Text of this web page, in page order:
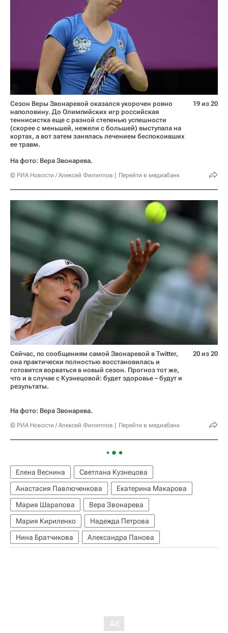
Сезон Веры Звонаревой оказался укорочен ровно
наполовину. До Олимпийских игр российская
теннисистка еще с разной степенью успешности
(скорее с меньшей, нежели с большей) выступала на
кортах, а вот затем занялась лечением беспокоивших
ее травм.
На фото: Вера Звонарева.
© РИА Новости / Алексей Филиппов Перейти в медиабанк
19 из 20
Сейчас, по сообщениям самой Звонаревой в Twitter,
она практически полностью восстановилась и
готовится ворваться в новый сезон. Прогноз тот же,
что и в случае с Кузнецовой: будет здоровье – будут и
результаты.
На фото: Вера Звонарева.
© РИА Новости / Алексей Филиппов Перейти в медиабанк
20 из 20
Елена Веснина
Светлана Кузнецова
Анастасия Павлюченкова
Екатерина Макарова
Мария Шарапова
Вера Звонарева
Мария Кириленко
Надежда Петрова
Нина Братчикова
Александра Панова